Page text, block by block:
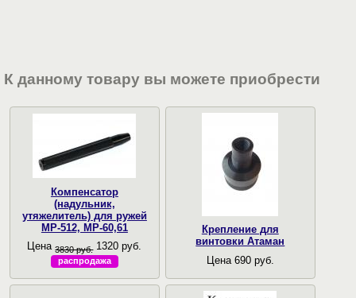
К данному товару вы можете приобрести
Компенсатор
(надульник,
утяжелитель) для ружей
МР-512, МР-60,61
Цена3830 руб. 1320 руб.
распродажа
Крепление для
винтовки Атаман
Цена 690 руб.